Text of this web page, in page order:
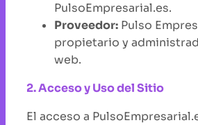
PulsoEmpresarial.es.
Proveedor: Pulso
propietario y
web.
2. Acceso y Uso del Sitio
El acceso a